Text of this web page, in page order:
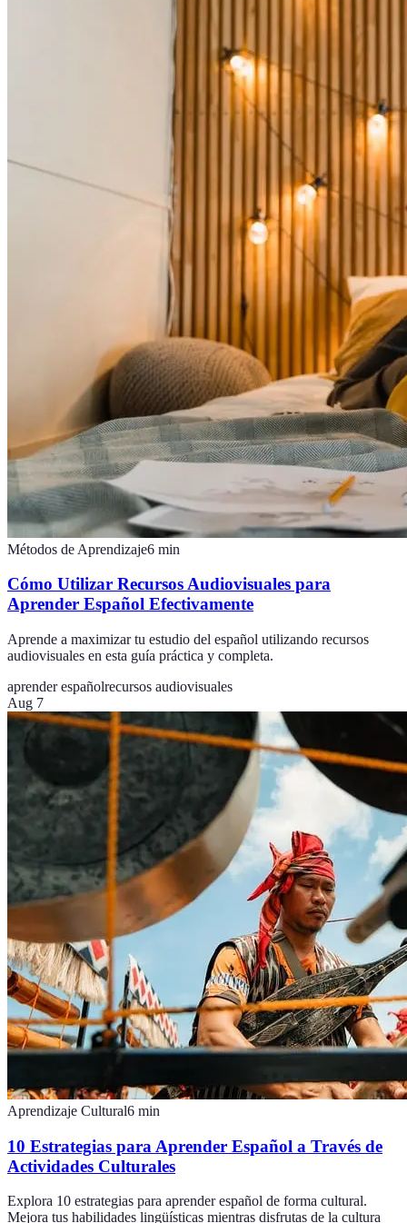
Métodos de Aprendizaje6 min
Cómo Utilizar Recursos Audiovisuales para
Aprender Español Efectivamente
Aprende a maximizar tu estudio del español utilizando recursos
audiovisuales en esta guía práctica y completa.
aprender españolrecursos audiovisuales
Aug 7
Aprendizaje Cultural6 min
10 Estrategias para Aprender Español a Través de
Actividades Culturales
Explora 10 estrategias para aprender español de forma cultural.
Mejora tus habilidades lingüísticas mientras disfrutas de la cultura